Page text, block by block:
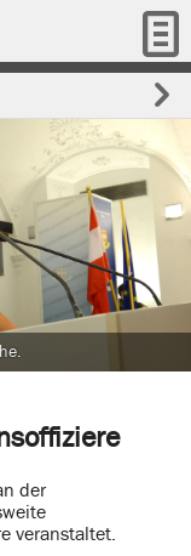
der
veranstaltet.